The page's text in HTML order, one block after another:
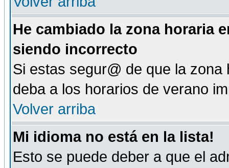
He cambiado la zona horaria
siendo incorrecto
Si estas segur@ de que la
deba a los horarios de verano
Volver arriba
Mi idioma no está en la lista!
Esto se puede deber a que el